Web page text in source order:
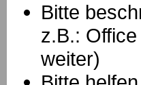
Bitte
z.B.:
weiter)